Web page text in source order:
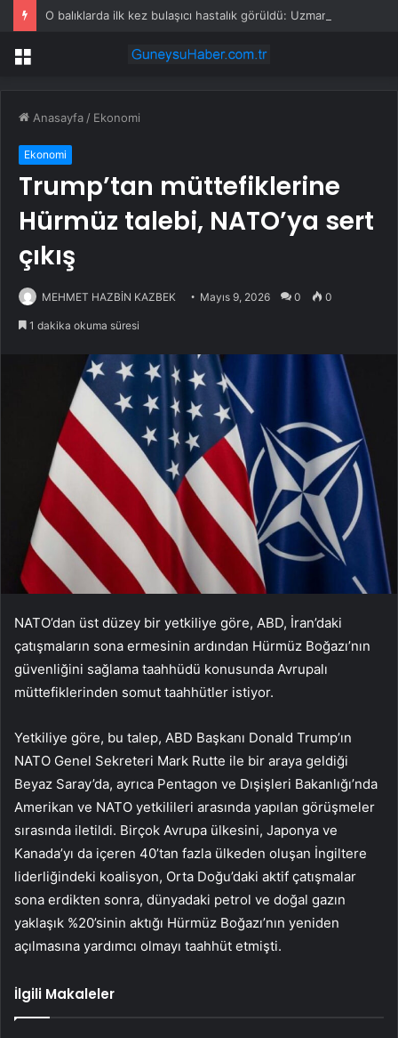
Menü
Anasayfa / Ekonomi
Ekonomi
Trump’tan müttefiklerine
Hürmüz talebi, NATO’ya sert
çıkış
MEHMET HAZBİN KAZBEK Mayıs 9, 2026 0 0
1 dakika okuma süresi
NATO’dan üst düzey bir yetkiliye göre, ABD, İran’daki
çatışmaların sona ermesinin ardından Hürmüz Boğazı’nın
güvenliğini sağlama taahhüdü konusunda Avrupalı
müttefiklerinden somut taahhütler istiyor.
Yetkiliye göre, bu talep, ABD Başkanı Donald Trump’ın
NATO Genel Sekreteri Mark Rutte ile bir araya geldiği
Beyaz Saray’da, ayrıca Pentagon ve Dışişleri Bakanlığı’nda
Amerikan ve NATO yetkilileri arasında yapılan görüşmeler
sırasında iletildi. Birçok Avrupa ülkesini, Japonya ve
Kanada’yı da içeren 40’tan fazla ülkeden oluşan İngiltere
liderliğindeki koalisyon, Orta Doğu’daki aktif çatışmalar
sona erdikten sonra, dünyadaki petrol ve doğal gazın
yaklaşık %20’sinin aktığı Hürmüz Boğazı’nın yeniden
açılmasına yardımcı olmayı taahhüt etmişti.
İlgili Makaleler